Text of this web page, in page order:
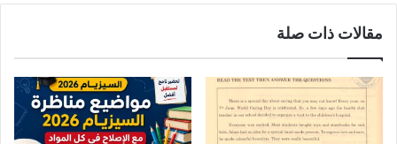
مقالات ذات صلة